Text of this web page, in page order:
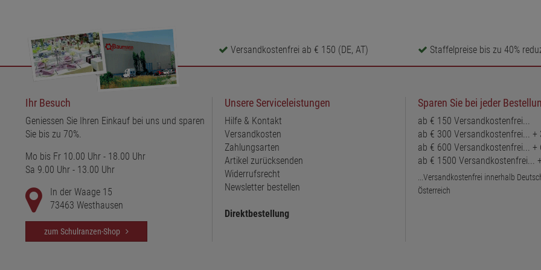
Versandkostenfrei ab € 150 (DE, AT) Staffelpreise bis zu 40%
Ihr Besuch
Geniessen Sie Ihren Einkauf bei uns und sparen
Sie bis zu 70%.
Mo bis Fr 10.00 Uhr - 18.00 Uhr
Sa 9.00 Uhr - 13.00 Uhr
In der Waage 15
73463 Westhausen
zum Schulranzen-Shop
Unsere Serviceleistungen
Hilfe & Kontakt
Versandkosten
Zahlungsarten
Artikel zurücksenden
Widerrufsrecht
Newsletter bestellen
Direktbestellung
Sparen Sie bei jeder
ab € 150 Versandkostenfrei...
ab € 300 Versandkostenfrei... +
ab € 600 Versandkostenfrei... +
ab € 1500 Versandkostenfrei...
...Versandkostenfrei innerhalb
Österreich